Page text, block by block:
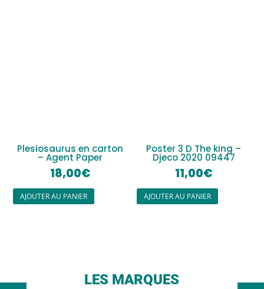
Plesiosaurus en carton
– Agent Paper
18,00€
AJOUTER AU PANIER
Poster 3 D The king –
Djeco 2020 09447
11,00€
AJOUTER AU PANIER
LES MARQUES